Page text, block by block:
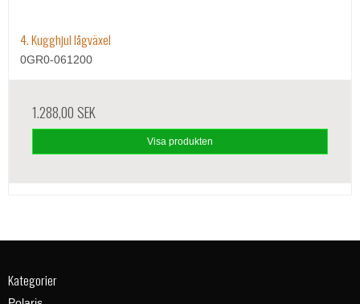
4. Kugghjul lågväxel
0GR0-061200
1.288,00 SEK
Visa produkten
Kategorier